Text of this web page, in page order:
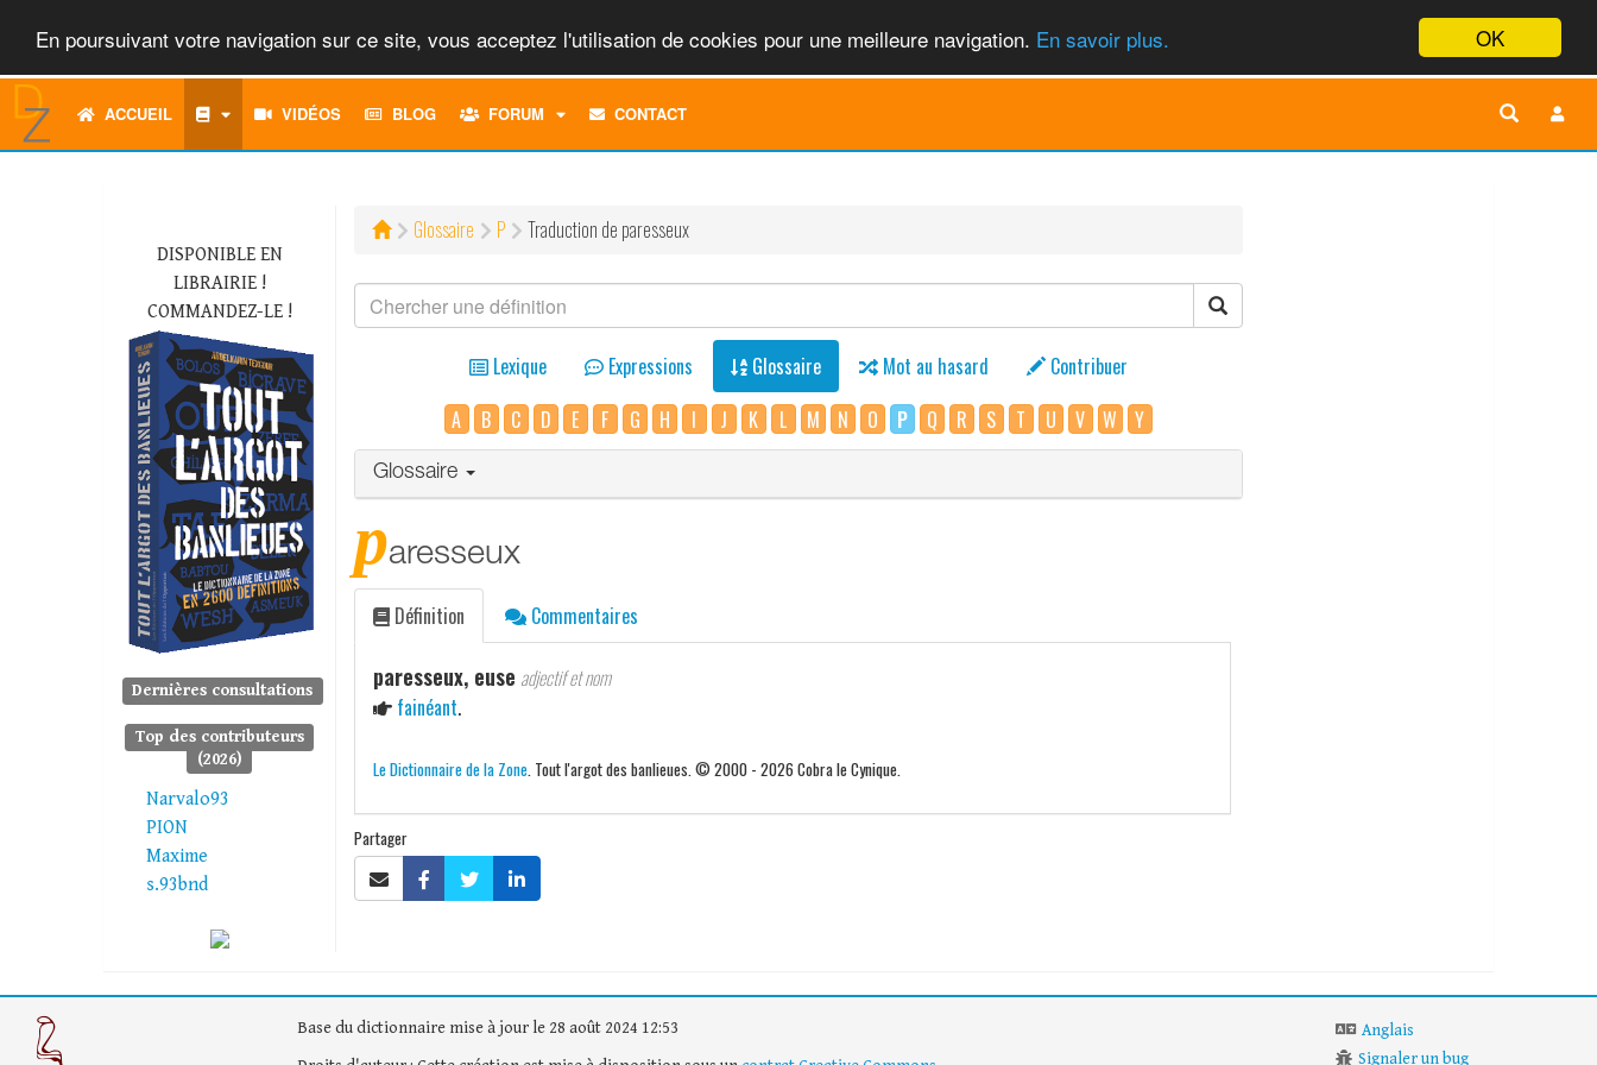
OK
En poursuivant votre navigation sur ce site, vous acceptez l'utilisation de cookies pour une meilleure navigation. En savoir plus.
ACCUEIL VIDÉOS BLOG FORUM
TOGGLECONTACT
DISPONIBLE EN
LIBRAIRIE !
COMMANDEZ-LE !
Dernières consultations
Top des contributeurs
(2026)
Narvalo93
PION
Maxime
s.93bnd
Glossaire P Traduction de paresseux
Lexique Expressions Glossaire Mot au hasard
Contribuer
A
B C D E F G H I J K L M N O P Q R S T U V W Y
Glossaire
paresseux
Définition Commentaires
paresseux, euse adjectif et nom
fainéant.
Le Dictionnaire de la Zone. Tout l'argot des banlieues. © 2000 - 2026 Cobra le Cynique.
Partager
Base du dictionnaire mise à jour le 28 août 2024 12:53
Anglais
Signaler un bug